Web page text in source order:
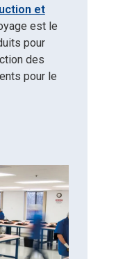
et
est le
pour
des
pour le